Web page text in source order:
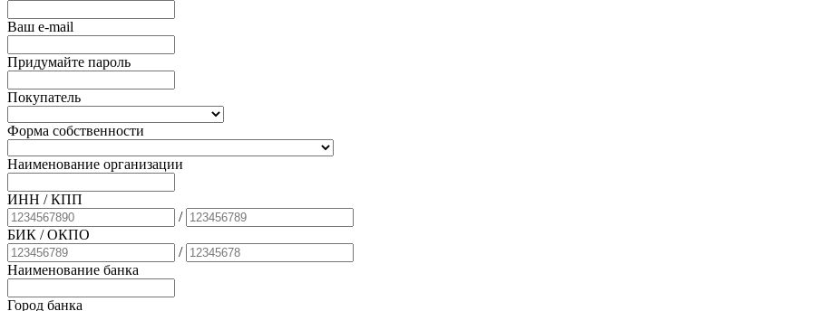
Ваш e-mail
Придумайте пароль
Покупатель
Форма собственности
Наименование организации
ИНН / КПП
/
БИК / ОКПО
/
Наименование банка
Город банка